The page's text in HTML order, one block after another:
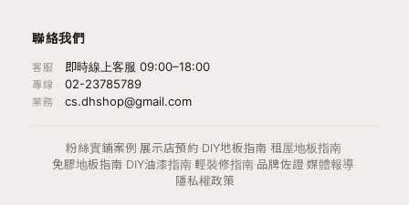
聯絡我們
客服 即時線上客服 09:00–18:00
專線 02-23785789
業務 cs.dhshop@gmail.com
粉絲實鋪案例 ·展示店預約·DIY地板指南 ·租屋地板指南·
免膠地板指南 ·DIY油漆指南·輕裝修指南·品牌佐證·媒體報導·
隱私權政策